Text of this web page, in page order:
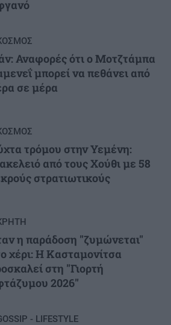
Αναφορές ότι ο Μοτζτάμπα
μπορεί να πεθάνει από
σε μέρα
τρόμου στην Υεμένη:
από τους Χούθι με 58
στρατιωτικούς
η παράδοση "ζυμώνεται"
χέρι: Η Κασταμονίτσα
στη "Γιορτή
2026"
- LIFESTYLE